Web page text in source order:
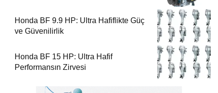
Honda BF 9.9 HP: Ultra Hafiflikte Güç
ve Güvenilirlik
Honda BF 15 HP: Ultra Hafif
Performansın Zirvesi